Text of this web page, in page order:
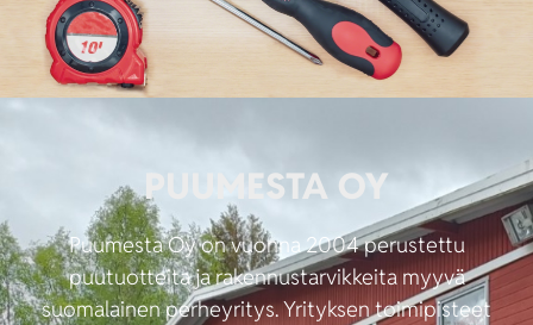
PUUMESTA OY
Puumesta Oy on vuonna 2004 perustettu
puutuotteita ja rakennustarvikkeita myyvä
suomalainen perheyritys. Yrityksen toimipisteet